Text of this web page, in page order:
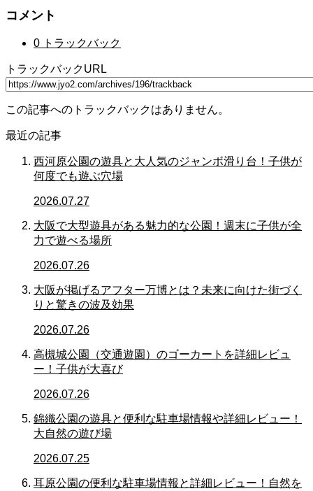
コメント
0 トラックバック
トラックバックURL
この記事へのトラックバックはありません。
最近の記事
西河原公園の遊具と大人気のジャンボ滑り台！子供が
何度でも遊ぶ穴場
2026.07.27
大阪で大型遊具がある魅力的な公園！週末に子供が全
力で遊べる場所
2026.07.26
大阪が掲げるアフター万博とは？未来に向けた街づく
りと驚きの波及効果
2026.07.26
高槻城公園（交通遊園）のゴーカートを詳細レビュ
ー！子供が大喜び
2026.07.26
錦織公園の遊具と便利な駐車場情報や詳細レビュー！
大自然の遊び場
2026.07.25
耳原公園の便利な駐車場情報と詳細レビュー！自然を